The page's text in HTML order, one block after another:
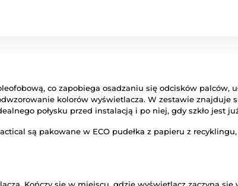
co zapobiega osadzaniu się odcisków palców,
kolorów wyświetlacza. W zestawie znajduje
połysku przed instalacją i po niej, gdy szkło jest
są pakowane w ECO pudełka z papieru z